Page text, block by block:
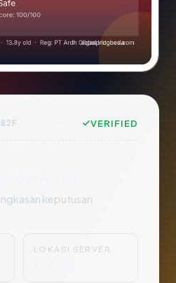
VERIFIED
keputusan
LOKASI SERVER